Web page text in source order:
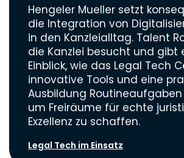
Hengeler Mueller setzt
die Integration von
in den Kanzleialltag. Talent
die Kanzlei besucht und gibt
Einblick, wie das Legal Tech
innovative Tools und eine
Ausbildung
um Freiräume für echte
Exzellenz zu schaffen.
Legal Tech im Einsatz